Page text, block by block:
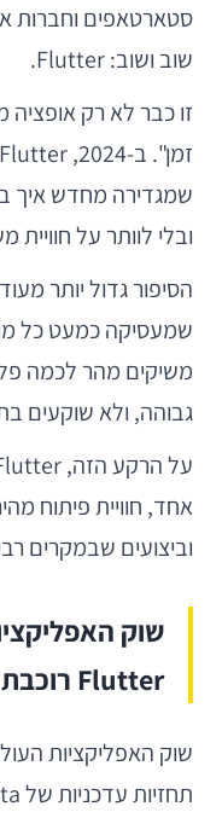
סטארטאפים וחברות
שוב ושוב: Flutter.
זו כבר לא רק אופציה
שמגדירה מחדש איך
ובלי לוותר על
משיקים מהר לכמה
גבוהה, ולא שוקעים
אחד, חוויית פיתוח
וביצועים שבמקרים
שוק
Flutter רוכבת על הגל
שוק האפליקציות